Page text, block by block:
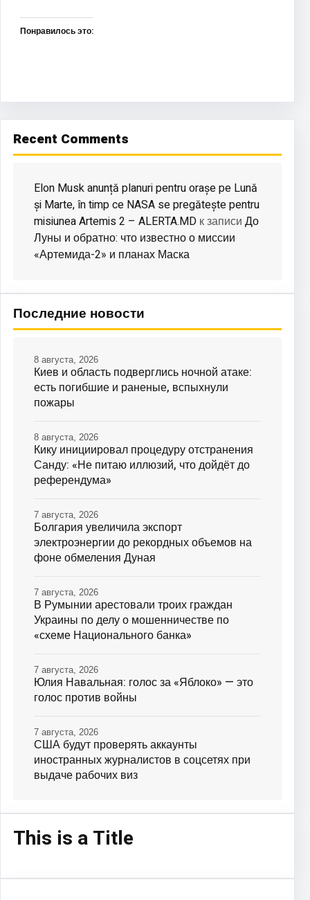
Понравилось это:
Recent Comments
Elon Musk anunță planuri pentru orașe pe Lună
și Marte, în timp ce NASA se pregătește pentru
misiunea Artemis 2 – ALERTA.MD к записи До
Луны и обратно: что известно о миссии
«Артемида-2» и планах Маска
Последние новости
Киев и область подверглись ночной атаке:
есть погибшие и раненые, вспыхнули
пожары
8 августа, 2026
Кику инициировал процедуру отстранения
Санду: «Не питаю иллюзий, что дойдёт до
референдума»
8 августа, 2026
Болгария увеличила экспорт
электроэнергии до рекордных объемов на
фоне обмеления Дуная
7 августа, 2026
В Румынии арестовали троих граждан
Украины по делу о мошенничестве по
«схеме Национального банка»
7 августа, 2026
Юлия Навальная: голос за «Яблоко» — это
голос против войны
7 августа, 2026
США будут проверять аккаунты
иностранных журналистов в соцсетях при
выдаче рабочих виз
7 августа, 2026
This is a Title